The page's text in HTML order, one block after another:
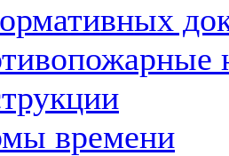
времени